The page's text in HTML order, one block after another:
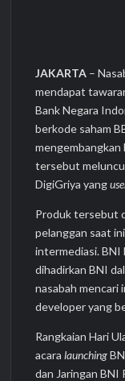
JAKARTA –
mendapat
Bank Negara
berkode saham
mengembangkan
tersebut
DigiGriya yang
Produk tersebut
pelanggan saat
intermediasi. BNI
dihadirkan BNI
nasabah mencari
developer yang
Rangkaian Hari
acaralaunching
dan Jaringan